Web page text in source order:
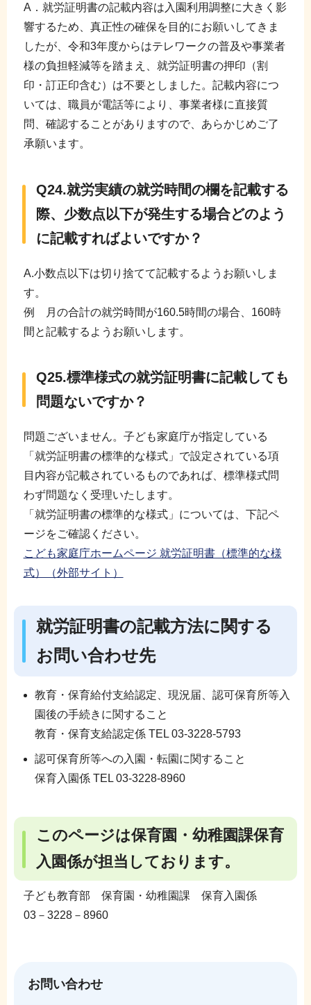
A．就労証明書の記載内容は入園利用調整に大きく影
響するため、真正性の確保を目的にお願いしてきま
したが、令和3年度からはテレワークの普及や事業者
様の負担軽減等を踏まえ、就労証明書の押印（割
印・訂正印含む）は不要としました。記載内容につ
いては、職員が電話等により、事業者様に直接質
問、確認することがありますので、あらかじめご了
承願います。
Q24.就労実績の就労時間の欄を記載する
際、少数点以下が発生する場合どのよう
に記載すればよいですか？
A.小数点以下は切り捨てて記載するようお願いしま
す。
例 月の合計の就労時間が160.5時間の場合、160時
間と記載するようお願いします。
Q25.標準様式の就労証明書に記載しても
問題ないですか？
問題ございません。子ども家庭庁が指定している
「就労証明書の標準的な様式」で設定されている項
目内容が記載されているものであれば、標準様式問
わず問題なく受理いたします。
「就労証明書の標準的な様式」については、下記ペ
ージをご確認ください。
こども家庭庁ホームページ 就労証明書（標準的な様
式）（外部サイト）
就労証明書の記載方法に関する
お問い合わせ先
教育・保育給付支給認定、現況届、認可保育所等入
園後の手続きに関すること
教育・保育支給認定係 TEL 03-3228-5793
認可保育所等への入園・転園に関すること
保育入園係 TEL 03-3228-8960
このページは保育園・幼稚園課保育
入園係が担当しております。
子ども教育部 保育園・幼稚園課 保育入園係
03－3228－8960
お問い合わせ